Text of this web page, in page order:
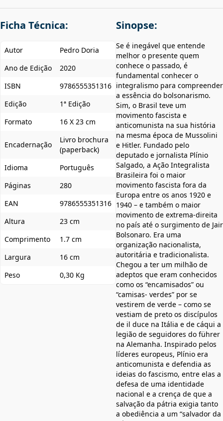
Ficha Técnica:
Autor
Pedro Doria
Ano de Edição
2020
ISBN
9786555351316
Edição
1ª Edição
Formato
16 X 23 cm
Encadernação
Livro brochura
(paperback)
Idioma
Português
Páginas
280
EAN
9786555351316
Altura
23 cm
Comprimento
1.7 cm
Largura
16 cm
Peso
0,30 Kg
Sinopse:
Se é inegável que entende
melhor o presente quem
conhece o passado, é
fundamental conhecer o
integralismo para compreender
a essência do bolsonarismo.
Sim, o Brasil teve um
movimento fascista e
anticomunista na sua história
na mesma época de Mussolini
e Hitler. Fundado pelo
deputado e jornalista Plínio
Salgado, a Ação Integralista
Brasileira foi o maior
movimento fascista fora da
Europa entre os anos 1920 e
1940 – e também o maior
movimento de extrema-direita
no país até o surgimento de Jair
Bolsonaro. Era uma
organização nacionalista,
autoritária e tradicionalista.
Chegou a ter um milhão de
adeptos que eram conhecidos
como os “encamisados” ou
“camisas- verdes” por se
vestirem de verde – como se
vestiam de preto os discípulos
de il duce na Itália e de cáqui a
legião de seguidores do führer
na Alemanha. Inspirado pelos
líderes europeus, Plínio era
anticomunista e defendia as
ideias do fascismo, entre elas a
defesa de uma identidade
nacional e a crença de que a
salvação da pátria exigia tanto
a obediência a um “salvador da